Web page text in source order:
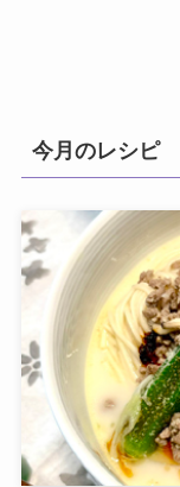
今月のレシピ